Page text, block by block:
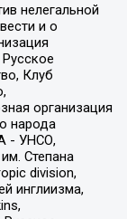
нелегальной
и о
Клуб
организация
народа
- УНСО,
Степана
division,
инглиизма,